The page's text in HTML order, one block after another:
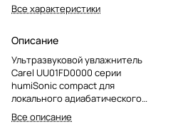
Все характеристики
Описание
Ультразвуковой увлажнитель
Carel UU01FD0000 серии
humiSonic compact для
локального адиабатического
увлажнения витрин, шкафов и
малых рабочих зон. Базовая
Все описание